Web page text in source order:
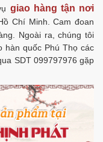
giao hàng tận nơi
Chí Minh. Cam đoan
Ngoài ra, chúng tôi
hàn quốc Phú Thọ các
SDT 099797976 gặp